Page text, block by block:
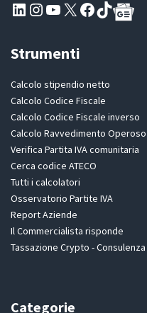
Pagina LinkedIn PartitaIva
Instagram
Canale YouTube Evoluzione - Partitaiva.it
X Segui PartitaIva su Facebook
TikTok
Strumenti
Calcolo stipendio netto
Calcolo Codice Fiscale
Calcolo Codice Fiscale inverso
Calcolo Ravvedimento Operoso
Verifica Partita IVA comunitaria
Cerca codice ATECO
Tutti i calcolatori
Osservatorio Partite IVA
Report Aziende
Il Commercialista risponde
Tassazione Crypto - Consulenza
Categorie